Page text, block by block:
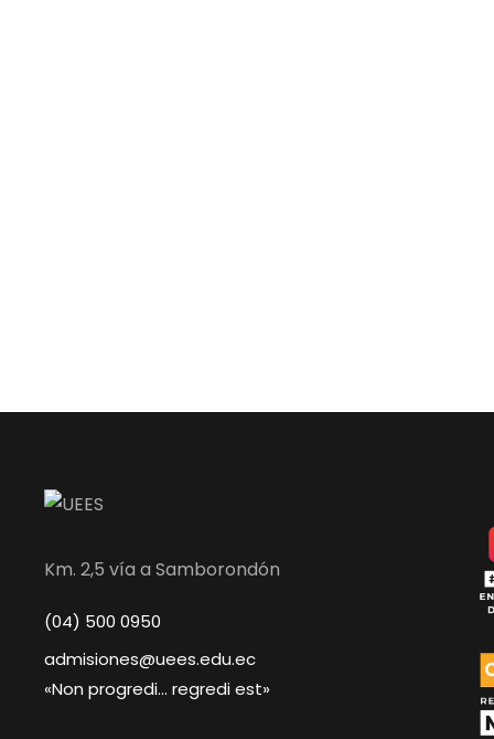
Km. 2,5 vía a Samborondón
(04) 500 0950
admisiones@uees.edu.ec
«Non progredi… regredi est»